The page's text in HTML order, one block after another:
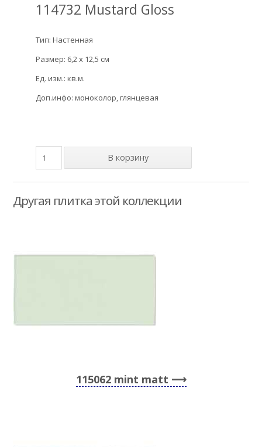
114732 Mustard Gloss
Тип: Настенная
Размер: 6,2 x 12,5 см
Ед. изм.: кв.м.
Доп.инфо: моноколор, глянцевая
Другая плитка этой коллекции
115062 mint matt